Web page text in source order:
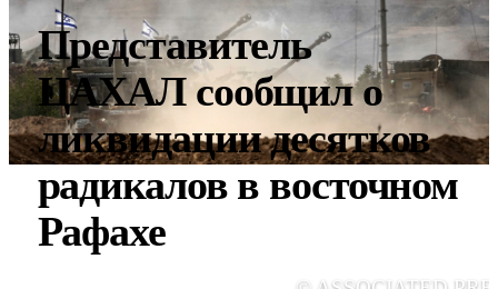
Представитель
ЦАХАЛ сообщил о
ликвидации десятков
радикалов в восточном
Рафахе